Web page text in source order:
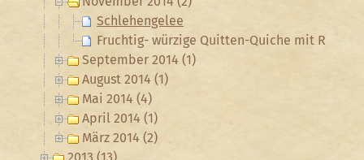
Schlehengelee
Fruchtig- würzige Quitten-Quiche mit
September 2014 (1)
August 2014 (1)
Mai 2014 (4)
April 2014 (1)
März 2014 (2)